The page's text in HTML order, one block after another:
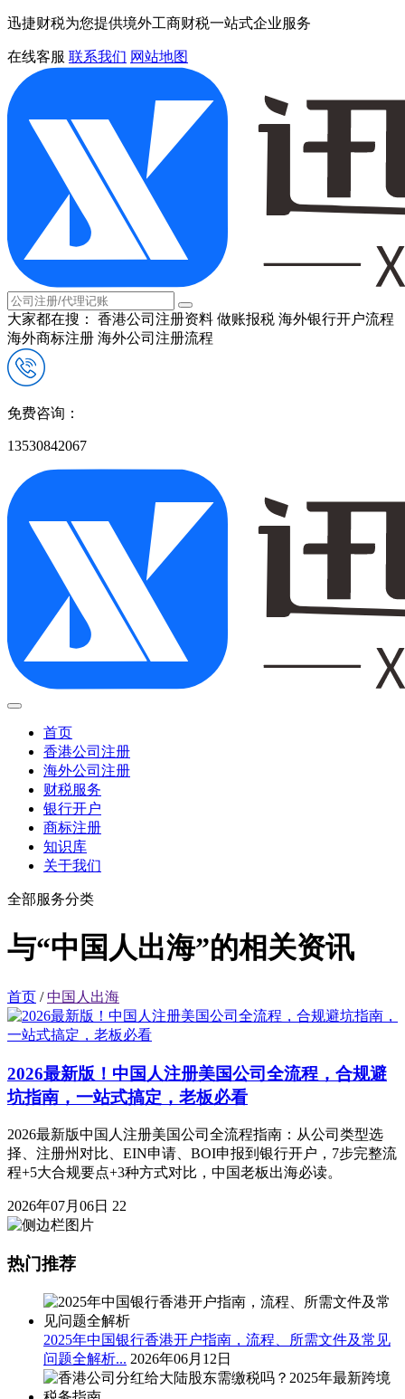
迅捷财税为您提供境外工商财税一站式企业服务
在线客服 联系我们 网站地图
大家都在搜： 香港公司注册资料 做账报税 海外银行开户流程
海外商标注册 海外公司注册流程
免费咨询：
13530842067
首页
香港公司注册
海外公司注册
财税服务
银行开户
商标注册
知识库
关于我们
全部服务分类
与“中国人出海”的相关资讯
首页 /中国人出海
2026最新版！中国人注册美国公司全流程，合规避
坑指南，一站式搞定，老板必看
2026最新版中国人注册美国公司全流程指南：从公司类型选
择、注册州对比、EIN申请、BOI申报到银行开户，7步完整流
程+5大合规要点+3种方式对比，中国老板出海必读。
2026年07月06日 22
热门推荐
2025年中国银行香港开户指南，流程、所需文件及常见
问题全解析... 2026年06月12日